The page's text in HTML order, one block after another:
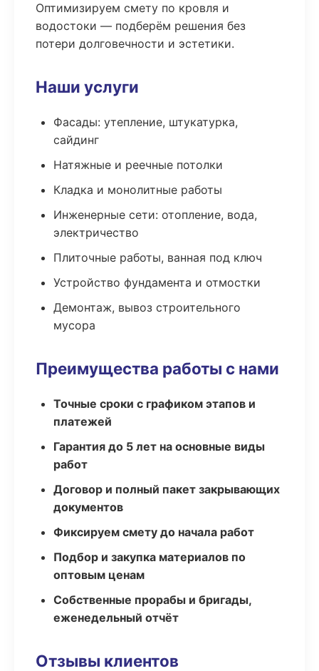
Оптимизируем смету по кровля и
водостоки — подберём решения без
потери долговечности и эстетики.
Наши услуги
Фасады: утепление, штукатурка,
сайдинг
Натяжные и реечные потолки
Кладка и монолитные работы
Инженерные сети: отопление, вода,
электричество
Плиточные работы, ванная под ключ
Устройство фундамента и отмостки
Демонтаж, вывоз строительного
мусора
Преимущества работы с нами
Точные сроки с графиком этапов и
платежей
Гарантия до 5 лет на основные виды
работ
Договор и полный пакет закрывающих
документов
Фиксируем смету до начала работ
Подбор и закупка материалов по
оптовым ценам
Собственные прорабы и бригады,
еженедельный отчёт
Отзывы клиентов